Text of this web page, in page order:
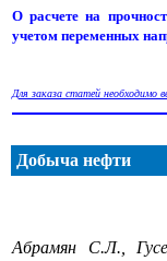
О расчете на
учетом переменных
Для заказа статей необходимо
Добыча нефти
Абрамян С.Л.,